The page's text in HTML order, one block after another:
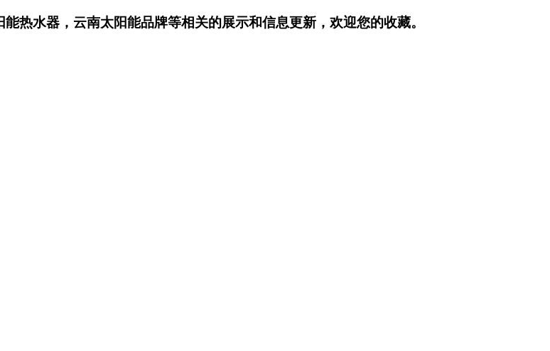
能热水器，云南太阳能品牌等相关的展示和信息更新，欢迎您的收藏。